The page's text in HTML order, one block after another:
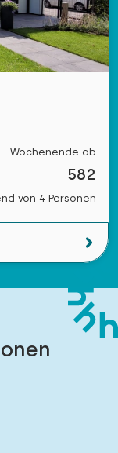
Wochenende ab
582
von 4 Personen